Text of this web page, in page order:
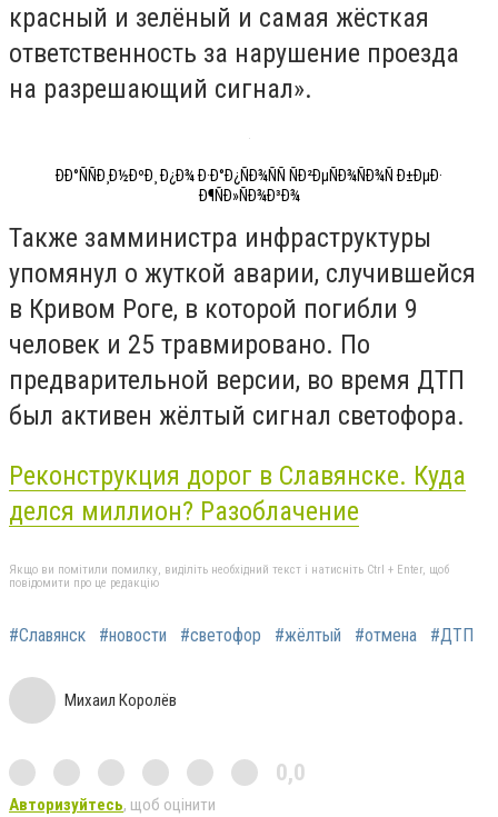
красный и зелёный и самая жёсткая
ответственность за нарушение проезда
на разрешающий сигнал».
ÐÐ°ÑÑÐ¸Ð½ÐºÐ¸ Ð¿Ð¾ Ð·Ð°Ð¿ÑÐ¾ÑÑ ÑÐ²ÐµÑÐ¾ÑÐ¾Ñ Ð±ÐµÐ·
Ð¶ÑÐ»ÑÐ¾Ð³Ð¾
Также замминистра инфраструктуры
упомянул о жуткой аварии, случившейся
в Кривом Роге, в которой погибли 9
человек и 25 травмировано. По
предварительной версии, во время ДТП
был активен жёлтый сигнал светофора.
Реконструкция дорог в Славянске. Куда
делся миллион? Разоблачение
Якщо ви помітили помилку, виділіть необхідний текст і натисніть Ctrl + Enter, щоб
повідомити про це редакцію
#Славянск #новости #светофор #жёлтый #отмена #ДТП
Михаил Королёв
0,0
Авторизуйтесь, щоб оцінити